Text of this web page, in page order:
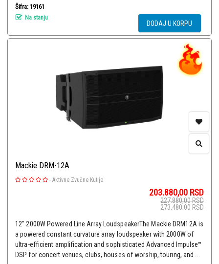
Šifra: 19161
Na stanju
DODAJ U KORPU
Mackie DRM-12A
- Aktivne Zvučne Kutije
203.880,00 RSD
227.880,00RSD
273.480,00RSD
12" 2000W Powered Line Array LoudspeakerThe Mackie DRM12A is
a powered constant curvature array loudspeaker with 2000W of
ultra-efficient amplification and sophisticated Advanced Impulse™
DSP for concert venues, clubs, houses of worship, touring, and ...